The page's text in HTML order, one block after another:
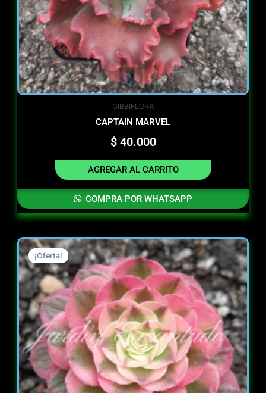
GIBBIFLORA
CAPTAIN MARVEL
$40.000
AGREGAR AL CARRITO
COMPRA POR WHATSAPP
¡Oferta!
¡Oferta!
Original
price
was:
$ 21.000.
Current
price
is:
$ 12.000.